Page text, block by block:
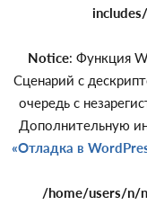
Notice: Функция
Сценарий с
очередь с
Дополнительную
«Отладка в
/home/users/n/